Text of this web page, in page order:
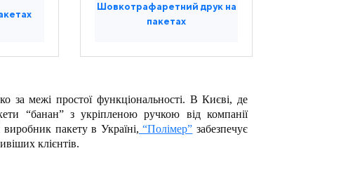
Шовкотрафаретний друк на
пакетах
за межі простої функціональності. В Києві, де
“банан” з укріпленою ручкою від компанії
пакету в Україні, “Полімер” забезпечує
клієнтів.